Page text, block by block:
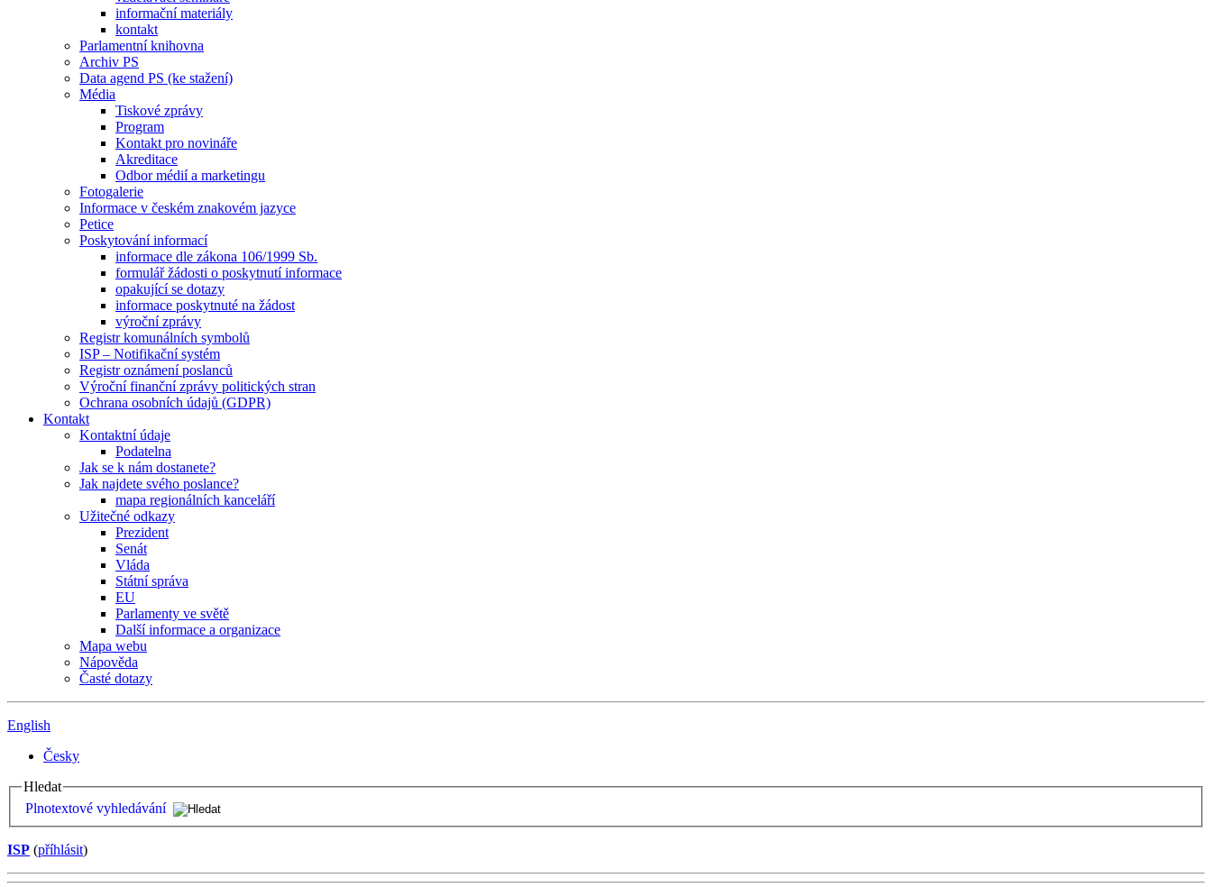
informační materiály
kontakt
Parlamentní knihovna
Archiv PS
Data agend PS (ke stažení)
Média
Tiskové zprávy
Program
Kontakt pro novináře
Akreditace
Odbor médií a marketingu
Fotogalerie
Informace v českém znakovém jazyce
Petice
Poskytování informací
informace dle zákona 106/1999 Sb.
formulář žádosti o poskytnutí informace
opakující se dotazy
informace poskytnuté na žádost
výroční zprávy
Registr komunálních symbolů
ISP – Notifikační systém
Registr oznámení poslanců
Výroční finanční zprávy politických stran
Ochrana osobních údajů (GDPR)
Kontakt
Kontaktní údaje
Podatelna
Jak se k nám dostanete?
Jak najdete svého poslance?
mapa regionálních kanceláří
Užitečné odkazy
Prezident
Senát
Vláda
Státní správa
EU
Parlamenty ve světě
Další informace a organizace
Mapa webu
Nápověda
Časté dotazy
English
Česky
Hledat
Plnotextové vyhledávání
ISP (příhlásit)